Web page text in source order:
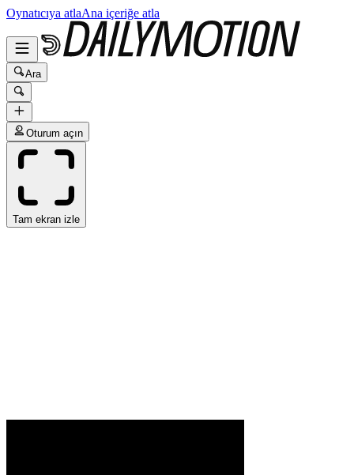
Oynatıcıya atlaAna içeriğe atla
Ara
Oturum açın
Tam ekran izle